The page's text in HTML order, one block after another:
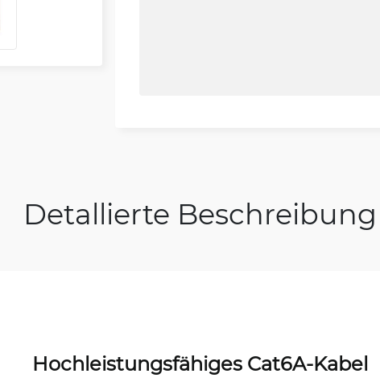
Detallierte Beschreibung
Hochleistungsfähiges Cat6A-Kabel